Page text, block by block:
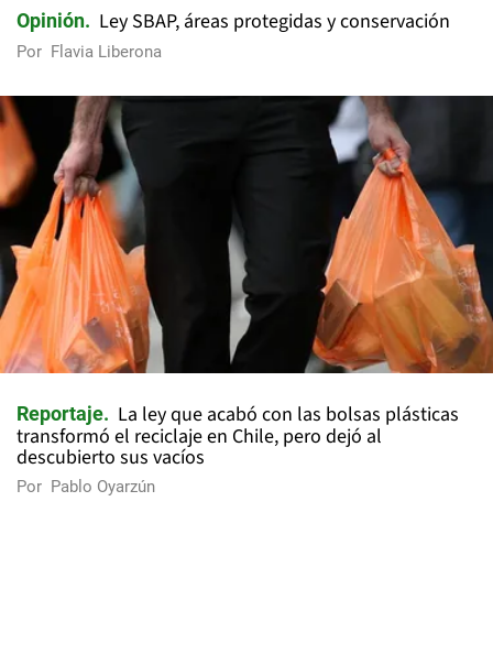
Opinión Ley SBAP, áreas protegidas y conservación
Por Flavia Liberona
Reportaje
La ley que acabó con las bolsas plásticas
transformó el reciclaje en Chile, pero dejó al
descubierto sus vacíos
Por Pablo Oyarzún